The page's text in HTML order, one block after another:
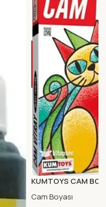
KUMTOYS CAM
Cam Boyası